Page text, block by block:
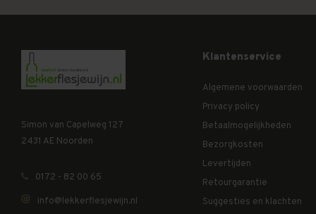
Simon van Capelweg 127
2431 AE Noorden
0172 - 82 00 65
info@lekkerflesjewijn.nl
Klantenservice
Algemene voorwaarden
Privacy policy
Betaalmogelijkheden
Bezorgkosten
Levertijden
Retourgarantie
Suggesties en klachten